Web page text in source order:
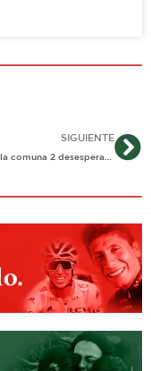
SIGUIENTE
Barrios de la comuna 2 desesperados por la delincuencia